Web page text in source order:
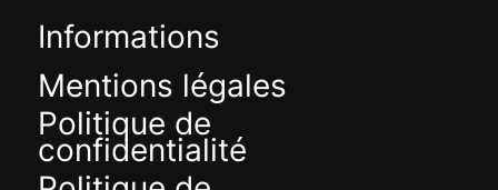
Informations
Mentions légales
Politique de
confidentialité